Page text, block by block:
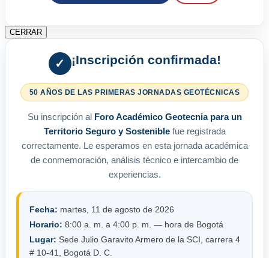
CERRAR
✓ ¡Inscripción confirmada!
50 AÑOS DE LAS PRIMERAS JORNADAS GEOTÉCNICAS
Su inscripción al Foro Académico Geotecnia para un
Territorio Seguro y Sosteniblefue registrada
correctamente. Le esperamos en esta jornada académica
de conmemoración, análisis técnico e intercambio de
experiencias.
Fecha: martes, 11 de agosto de 2026
Horario: 8:00 a. m. a 4:00 p. m. — hora de Bogotá
Lugar: Sede Julio Garavito Armero de la SCI, carrera 4
# 10-41, Bogotá D. C.